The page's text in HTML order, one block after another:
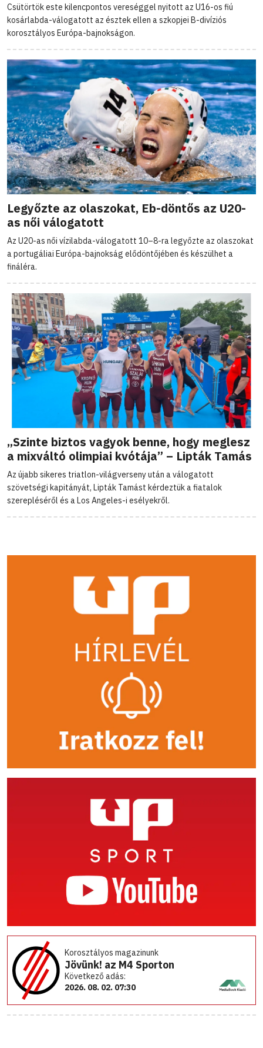
Csütörtök este kilencpontos vereséggel nyitott az U16-os fiú
kosárlabda-válogatott az észtek ellen a szkopjei B-divíziós
korosztályos Európa-bajnokságon.
Legyőzte az olaszokat, Eb-döntős az U20-
as női válogatott
Az U20-as női vízilabda-válogatott 10–8-ra legyőzte az olaszokat
a portugáliai Európa-bajnokság elődöntőjében és készülhet a
fináléra.
„Szinte biztos vagyok benne, hogy meglesz
a mixváltó olimpiai kvótája” – Lipták Tamás
Az újabb sikeres triatlon-világverseny után a válogatott
szövetségi kapitányát, Lipták Tamást kérdeztük a fiatalok
szerepléséről és a Los Angeles-i esélyekről.
Korosztályos magazinunk
Jövünk! az M4 Sporton
Következő adás:
2026. 08. 02. 07:30